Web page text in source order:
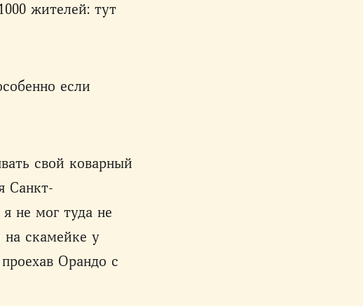
жителей: тут
если
свой коварный
Санкт-
не мог туда не
на скамейке у
Орандо с